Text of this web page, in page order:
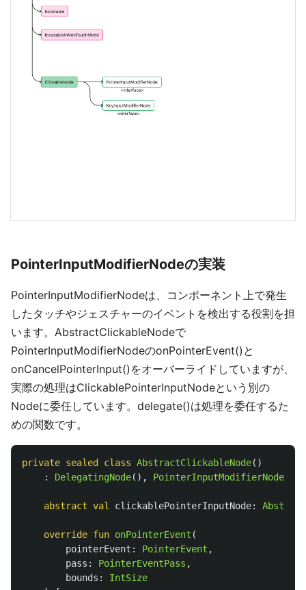
PointerInputModifierNodeの実装
PointerInputModifierNodeは、コンポーネント上で発生
したタッチやジェスチャーのイベントを検出する役割を担
います。AbstractClickableNodeで
PointerInputModifierNodeのonPointerEvent()と
onCancelPointerInput()をオーバーライドしていますが、
実際の処理はClickablePointerInputNodeという別の
Nodeに委任しています。delegate()は処理を委任するた
めの関数です。
private sealed class AbstractClickableNode()
:
DelegatingNode(), PointerInputModifierNode
abstract val clickablePointerInputNode:
override fun onPointerEvent (
pointerEvent : PointerEvent ,
pass : PointerEventPass ,
bounds :
IntSize